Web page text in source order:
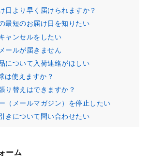
日より早く届けられますか？
最短のお届け日を知りたい
ャンセルをしたい
ールが届きません
について入荷連絡がほしい
は使えますか？
り替えはできますか？
（メールマガジン）を停止したい
きについて問い合わせたい
ーム